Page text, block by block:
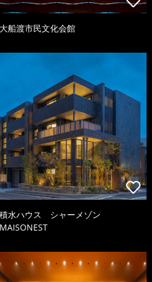
大船渡市民文化会館
積水ハウス シャーメゾン
MAISONEST